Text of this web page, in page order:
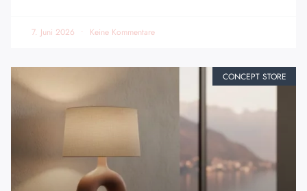
7. Juni 2026 Keine Kommentare
CONCEPT STORE